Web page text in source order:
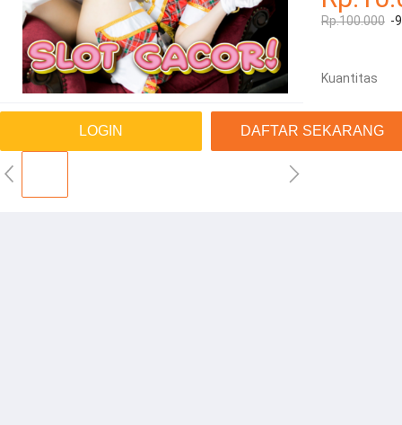
LOGIN DAFTAR SEKARANG
Rp.100.000 -
Kuantitas